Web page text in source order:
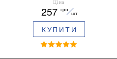
мм BM.0048
Ціна
257 грн
шт
КУПИТИ